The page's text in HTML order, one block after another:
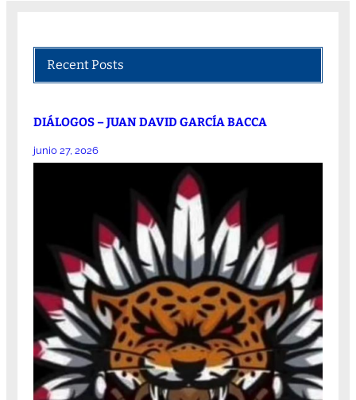
Recent Posts
DIÁLOGOS – JUAN DAVID GARCÍA BACCA
junio 27, 2026